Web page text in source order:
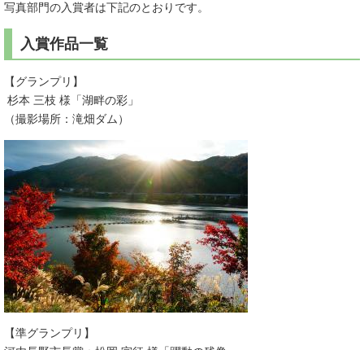
写真部門の入賞者は下記のとおりです。
入賞作品一覧
【グランプリ】
杉本 三枝 様「湖畔の彩」
（撮影場所：滝畑ダム）
【準グランプリ】